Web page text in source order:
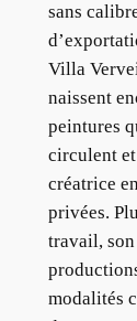
sans
Villa
naissent
peintures
circulent et
créatrice
privées.
travail,
modalités